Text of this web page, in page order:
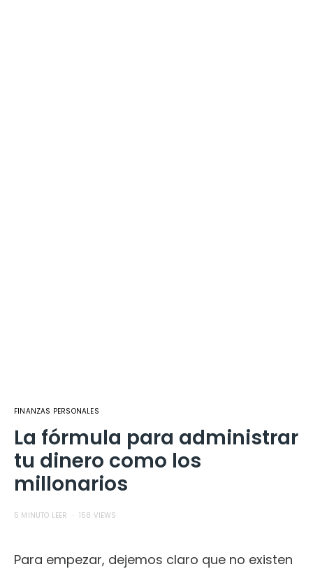
FINANZAS PERSONALES
La fórmula para administrar
tu dinero como los
millonarios
5 MINUTO LEER 158 VIEWS
Para empezar, dejemos claro que no existen